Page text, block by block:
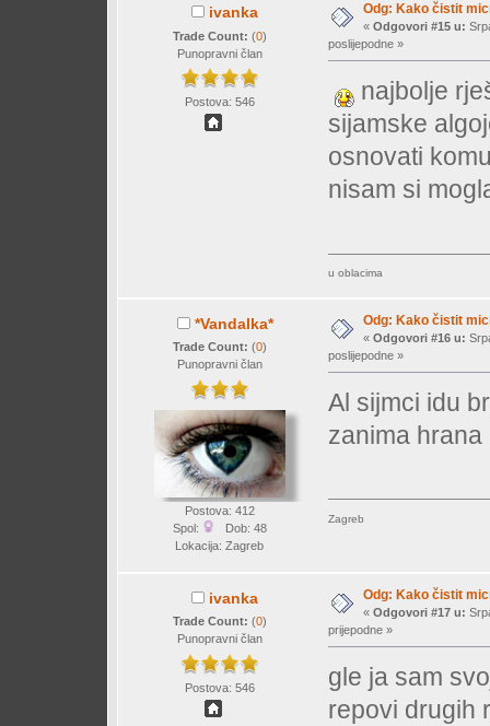
ivanka
Trade Count: (0)
Punopravni član
Postova: 546
Odg: Kako čistit
« Odgovori #15 u:
poslijepodne »
najbolje
sijamske
osnovati
nisam si
u oblacima
*Vandalka*
Trade Count: (0)
Punopravni član
Postova: 412
Spol:
Dob: 48
Lokacija: Zagreb
Odg: Kako čistit
« Odgovori #16 u:
poslijepodne »
Al sijmci idu
zanima hrana
Zagreb
ivanka
Trade Count: (0)
Punopravni član
Postova: 546
Odg: Kako čistit
« Odgovori #17 u:
prijepodne »
gle ja sam
repovi drugih